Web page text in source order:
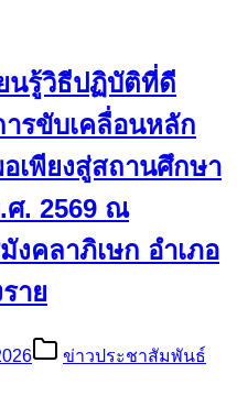
นรู้วิธีปฏิบัติที่ดี
รขับเคลื่อนหลัก
เพียงสู่สถานศึกษา
ศ. 2569 ณ
งคลาภิเษก อำเภอ
าย
ข่าวประชาสัมพันธ์